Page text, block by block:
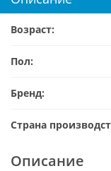
Возраст:
Пол:
Бренд:
Страна
Описание